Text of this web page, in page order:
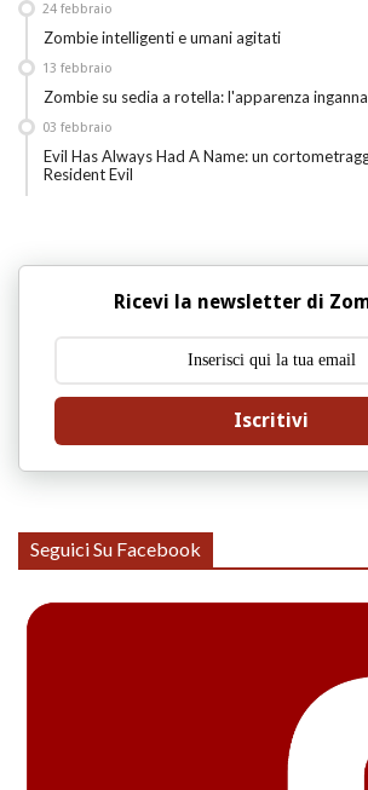
Zombie intelligenti e umani agitati
24 febbraio
Zombie su sedia a rotella: l'apparenza inganna
13 febbraio
Evil Has Always Had A Name: un
Resident Evil
03 febbraio
Ricevi la newsletter di
Iscritivi
Seguici Su Facebook